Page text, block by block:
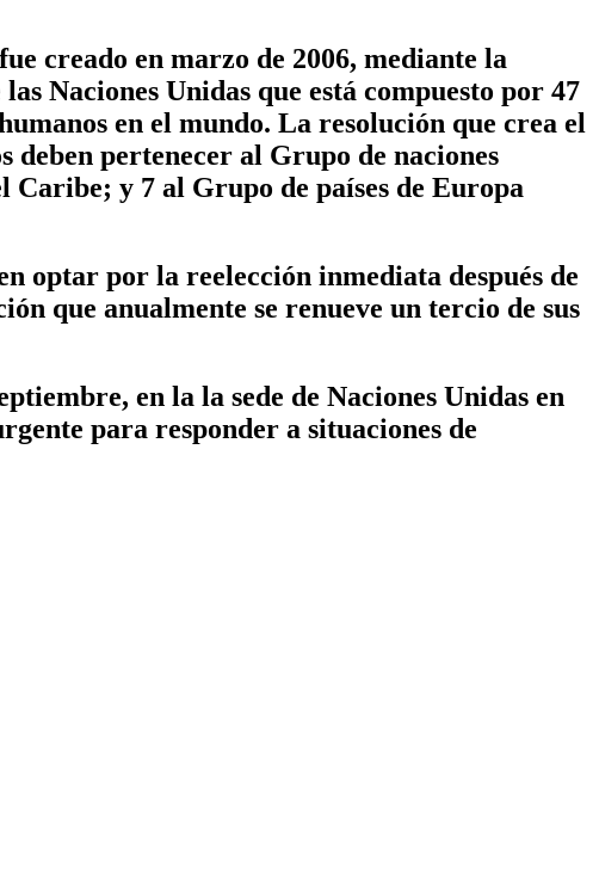
creado en marzo de 2006, mediante la
Naciones Unidas que está compuesto por 47
en el mundo. La resolución que crea el
deben pertenecer al Grupo de naciones
y 7 al Grupo de países de Europa
optar por la reelección inmediata después de
que anualmente se renueve un tercio de sus
en la la sede de Naciones Unidas en
para responder a situaciones de